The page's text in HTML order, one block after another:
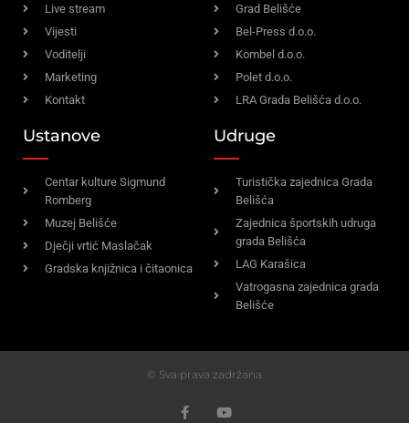
Live stream
Vijesti
Voditelji
Marketing
Kontakt
Grad Belišće
Bel-Press d.o.o.
Kombel d.o.o.
Polet d.o.o.
LRA Grada Belišća d.o.o.
Ustanove
Centar kulture Sigmund
Romberg
Muzej Belišće
Dječji vrtić Maslačak
Gradska knjižnica i čitaonica
Udruge
Turistička zajednica Grada
Belišća
Zajednica športskih udruga
grada Belišća
LAG Karašica
Vatrogasna zajednica grada
Belišće
© Sva prava zadržana